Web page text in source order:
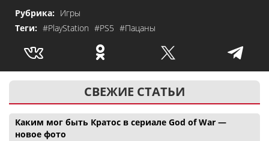
Рубрика: Игры
Теги: #PlayStation #PS5 #Пацаны
СВЕЖИЕ СТАТЬИ
Каким мог быть Кратос в сериале God of War —
новое фото